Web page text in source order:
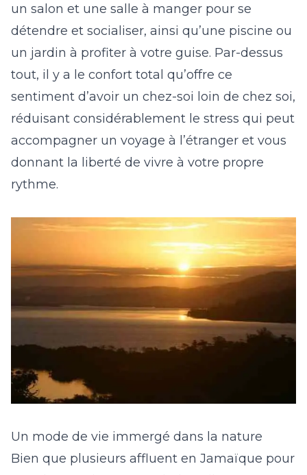
un salon et une salle à manger pour se
détendre et socialiser, ainsi qu’une piscine ou
un jardin à profiter à votre guise. Par-dessus
tout, il y a le confort total qu’offre ce
sentiment d’avoir un chez-soi loin de chez soi,
réduisant considérablement le stress qui peut
accompagner un voyage à l’étranger et vous
donnant la liberté de vivre à votre propre
rythme.
Un mode de vie immergé dans la nature
Bien que plusieurs affluent en Jamaïque pour